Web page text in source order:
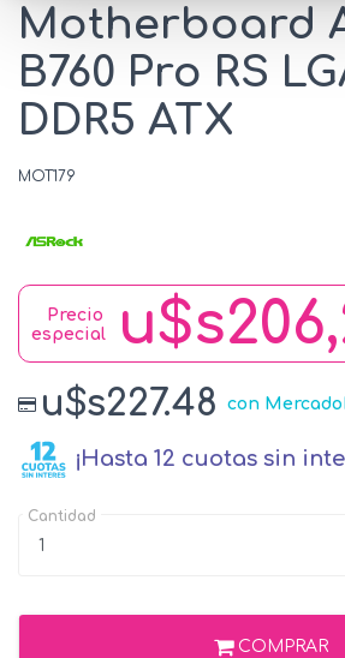
Motherboard
B760 Pro RS
DDR5 ATX
MOT179
Precio
especial
u$s227.48 con
¡Hasta 12 cuotas sin
Cantidad
COMPRAR